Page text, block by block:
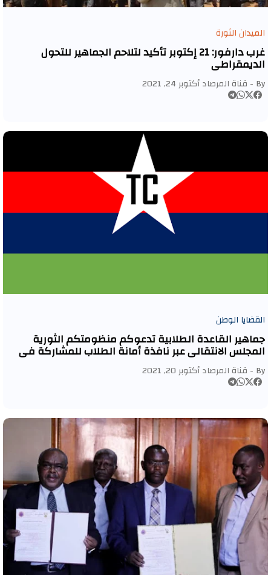
الميدان الثورة
غرب دارفور: 21 إكتوبر تأكيد لتلاحم الجماهير للتحول
الديمقراطي
By - قناة المرصادأكتوبر 24, 2021
القضايا الوطن
جماهير القاعدة الطلابية تدعوكم منظومتكم الثورية
المجلس الانتقالي عبر نافذة أمانة الطلاب للمشاركة في
المليونية القائمة يوم غدا الخميس الموافق ٢١/أكتوبرBy - قناة المرصادأكتوبر 20, 2021